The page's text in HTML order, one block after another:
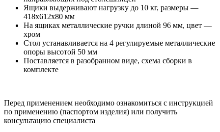
Ящики выдерживают нагрузку до 10 кг, размеры —
418x612x80 мм
На ящиках металлические ручки длиной 96 мм, цвет —
хром
Стол устанавливается на 4 регулируемые металлические
опоры высотой 50 мм
Поставляется в разобранном виде, схема сборки в
комплекте
Перед применением необходимо ознакомиться с инструкцией
по применению (паспортом изделия) или получить
консультацию специалиста